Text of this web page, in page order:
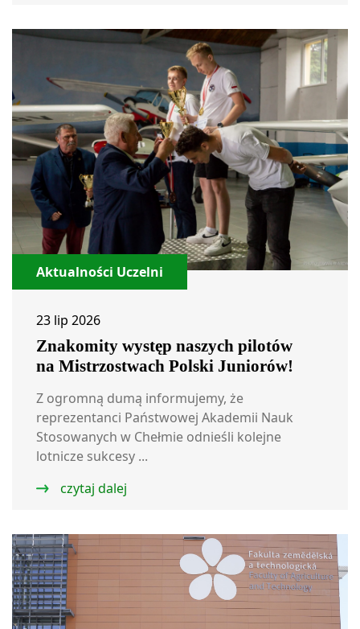
Aktualności Uczelni
23 lip 2026
Znakomity występ naszych pilotów
na Mistrzostwach Polski Juniorów!
Z ogromną dumą informujemy, że
reprezentanci Państwowej Akademii Nauk
Stosowanych w Chełmie odnieśli kolejne
lotnicze sukcesy ...
czytaj dalej